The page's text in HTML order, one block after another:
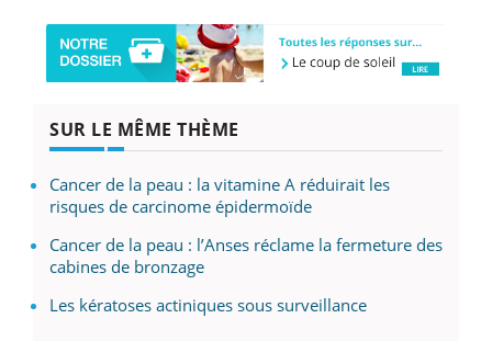
SUR LE MÊME THÈME
Cancer de la peau : la vitamine A réduirait les
risques de carcinome épidermoïde
Cancer de la peau : l’Anses réclame la fermeture des
cabines de bronzage
Les kératoses actiniques sous surveillance